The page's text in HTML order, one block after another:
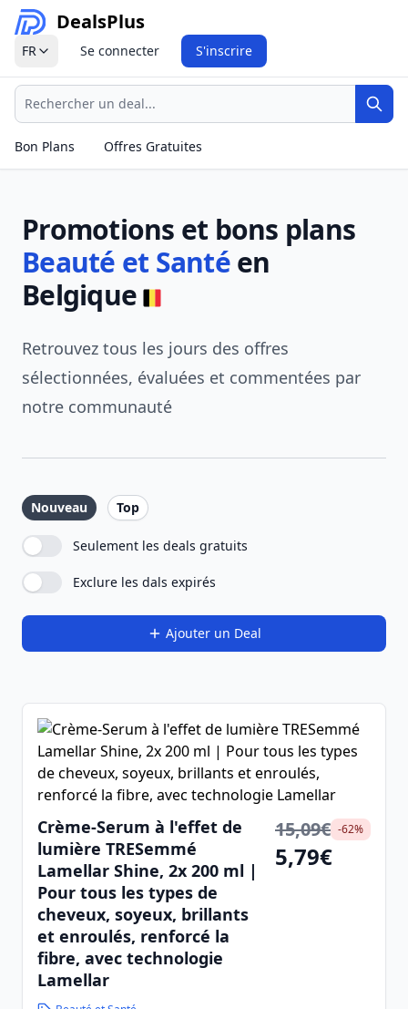
DealsPlus
FR Se connecter S'inscrire
Recherche
Bon Plans
Offres Gratuites
Promotions et bons plans
Beauté et Santéen
Belgique
Retrouvez tous les jours des offres
sélectionnées, évaluées et commentées par
notre communauté
Nouveau Top
Seulement les deals gratuits
Exclure les dals expirés
Ajouter un Deal
Crème-Serum à l'effet de
lumière TRESemmé
Lamellar Shine, 2x 200 ml |
Pour tous les types de
cheveux, soyeux, brillants
et enroulés, renforcé la
fibre, avec technologie
Lamellar
15,09€ -62%
5,79€